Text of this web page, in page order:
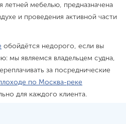
летней мебелью, предназначена
и проведения активной части
обойдётся недорого, если вы
мы являемся владельцем судна,
за посреднические
по Москва-реке
для каждого клиента.